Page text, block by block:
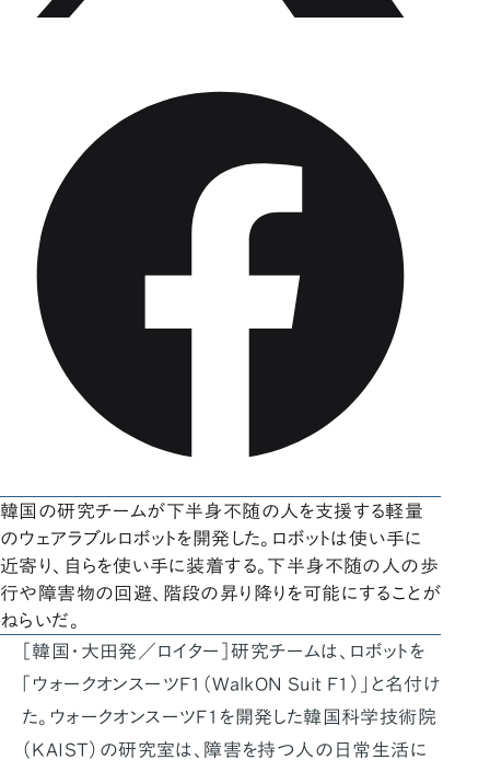
韓国の研究チームが下半身不随の人を支援する軽量
のウェアラブルロボットを開発した。ロボットは使い手に
近寄り、自らを使い手に装着する。下半身不随の人の歩
行や障害物の回避、階段の昇り降りを可能にすることが
ねらいだ。
［韓国・大田発／ロイター］研究チームは、ロボットを
「ウォークオンスーツF1（WalkON Suit F1）」と名付け
た。ウォークオンスーツF1を開発した韓国科学技術院
（KAIST）の研究室は、障害を持つ人の日常生活に